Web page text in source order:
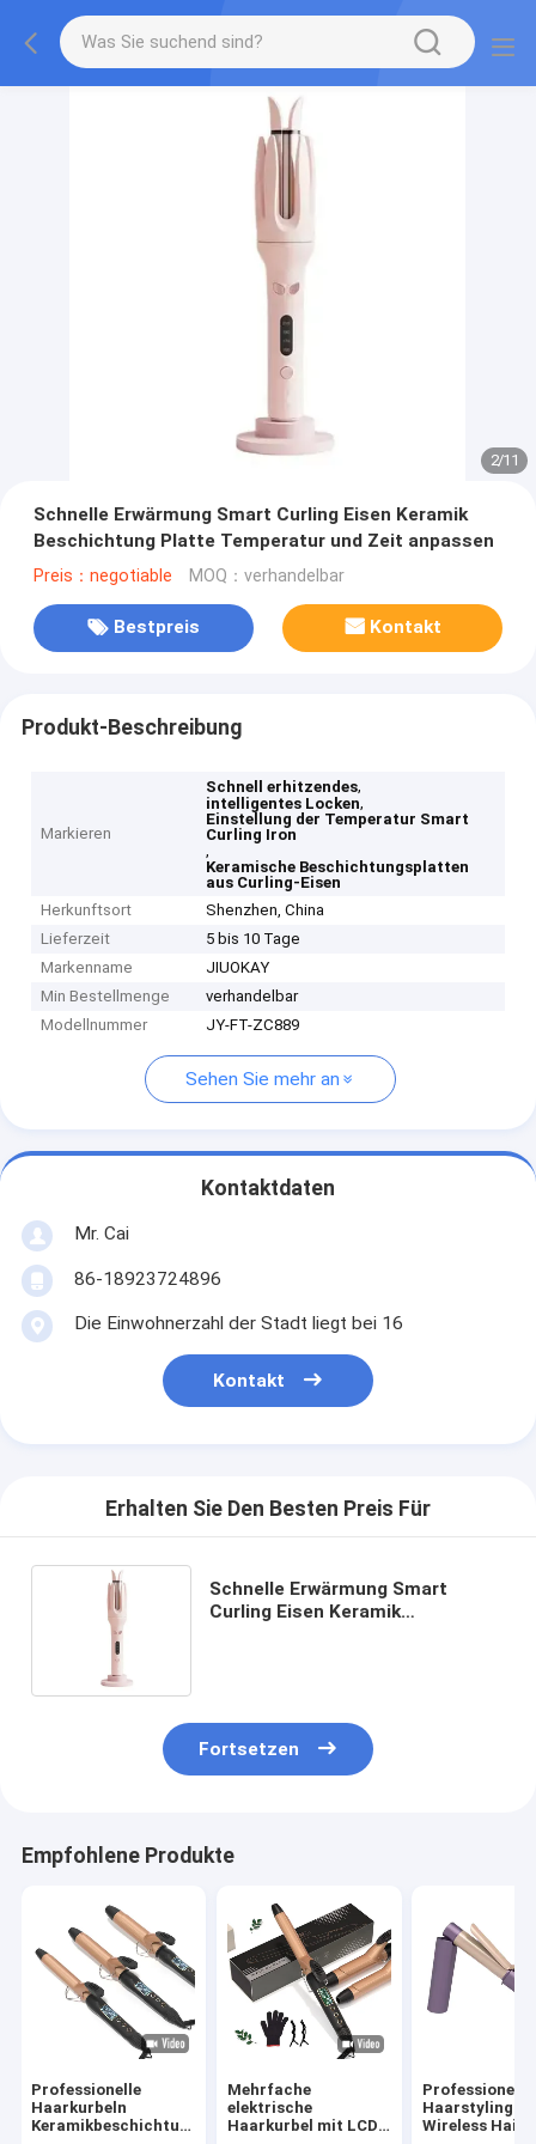
2/11
Schnelle Erwärmung Smart Curling Eisen Keramik
Beschichtung Platte Temperatur und Zeit anpassen
Preis：negotiable MOQ：verhandelbar
Bestpreis Kontakt
Produkt-Beschreibung
Markieren
Schnell erhitzendes,
intelligentes Locken,
Einstellung der Temperatur Smart
Curling Iron
,
Keramische Beschichtungsplatten
aus Curling-Eisen
Herkunftsort
Shenzhen, China
Lieferzeit
5 bis 10 Tage
Markenname
JIUOKAY
Min Bestellmenge
verhandelbar
Modellnummer
JY-FT-ZC889
Sehen Sie mehr an
Kontaktdaten
Mr. Cai
86-18923724896
Die Einwohnerzahl der Stadt liegt bei 16
Kontakt
Erhalten Sie Den Besten Preis Für
Schnelle Erwärmung Smart
Curling Eisen Keramik
Fortsetzen
Empfohlene Produkte
Professionelle
Haarkurbeln
Keramikbeschichtung
Mehrfache
elektrische
Haarkurbel mit LCD-
Haarstyling-
Wireless Hair